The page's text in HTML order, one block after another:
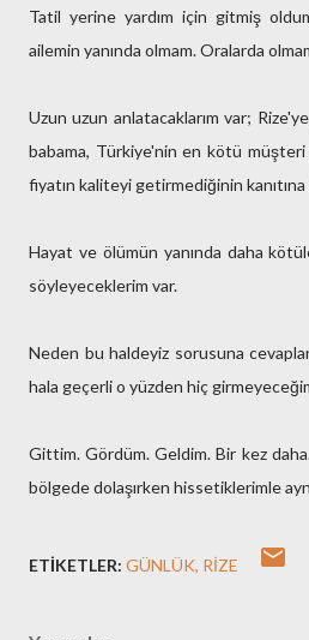
Tatil yerine yardım için gitmiş
ailemin yanında olmam. Oralarda
Uzun uzun anlatacaklarım var;
babama, Türkiye'nin en kötü
fiyatın kaliteyi getirmediğinin kanıtına
Hayat ve ölümün yanında daha
söyleyeceklerim var.
Neden bu haldeyiz sorusuna
hala geçerli o yüzden hiç
Gittim. Gördüm. Geldim. Bir kez
bölgede dolaşırken hissetiklerimle
ETIKETLER: GÜNLÜK RIZE